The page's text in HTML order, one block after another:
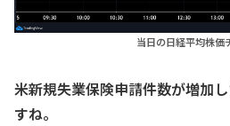
当日の日経平均株価
米新規失業保険申請件数が増加
すね。